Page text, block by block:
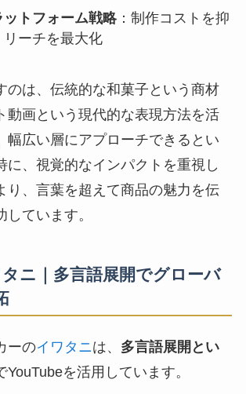
ットフォーム戦略 ：制作コストを抑
リーチを最大化
のは、伝統的な和菓子という商材
動画という現代的な表現方法を活
幅広い層にアプローチできるとい
に、視覚的なインパクトを重視し
り、言葉を超えて商品の魅力を伝
しています。
ニ｜多言語展開でグローバ
ーのイワタニは、 多言語展開とい
YouTubeを活用しています。